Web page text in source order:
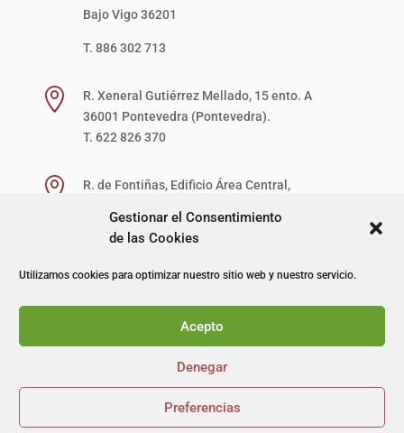
Gestionar el Consentimiento
de las Cookies
Utilizamos cookies para optimizar nuestro sitio web y nuestro servicio.
Acepto
Denegar
Preferencias
Bajo Vigo 36201
T. 886 302 713

R. Xeneral Gutiérrez Mellado, 15 ento. A
36001 Pontevedra (Pontevedra).
T. 622 826 370

R. de Fontiñas, Edificio Área Central,
15707 Santiago de Compostela (A Coruña).
T. 622 867 621
© I+D Capacitación Profesional